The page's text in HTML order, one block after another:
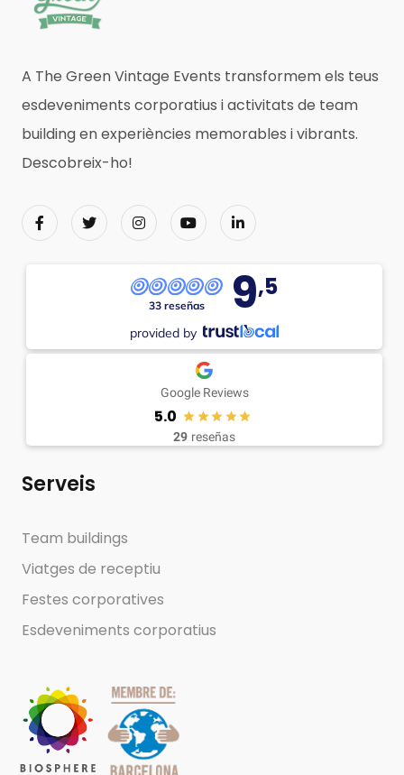
A The Green Vintage Events transformem els teus
esdeveniments corporatius i activitats de team
building en experiències memorables i vibrants.
Descobreix-ho!
33 reseñas 9,5
provided by
Google Reviews
5.0
29 reseñas
Serveis
Team buildings
Viatges de receptiu
Festes corporatives
Esdeveniments corporatius